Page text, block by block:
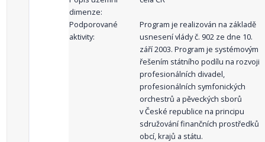
dimenze:
Podporované
aktivity:
Program je realizován na základě
usnesení vlády č. 902 ze dne 10.
září 2003. Program je systémovým
řešením státního podílu na rozvoji
profesionálních divadel,
profesionálních symfonických
orchestrů a pěveckých sborů
v České republice na principu
sdružování finančních prostředků
obcí, krajů a státu.